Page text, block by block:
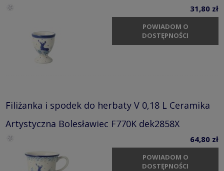
31,80 zł
POWIADOM O
DOSTĘPNOŚCI
Filiżanka i spodek do herbaty V 0,18 L Ceramika
Artystyczna Bolesławiec F770K dek2858X
64,80 zł
POWIADOM O
DOSTĘPNOŚCI